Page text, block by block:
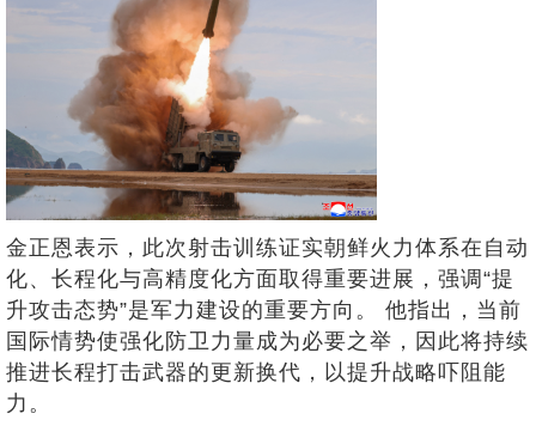
金正恩表示，此次射击训练证实朝鲜火力体系在自动
化、长程化与高精度化方面取得重要进展，强调“提
升攻击态势”是军力建设的重要方向。 他指出，当前
国际情势使强化防卫力量成为必要之举，因此将持续
推进长程打击武器的更新换代，以提升战略吓阻能
力。